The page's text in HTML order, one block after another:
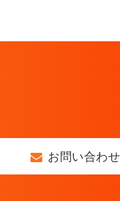
お問い合わせ